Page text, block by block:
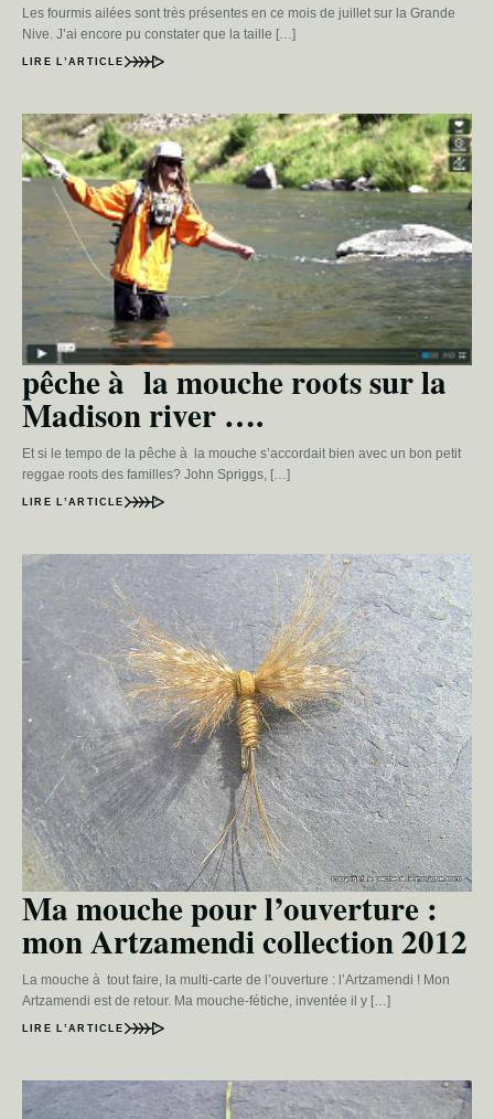
Les fourmis ailées sont très présentes en ce mois de juillet sur la Grande
Nive. J’ai encore pu constater que la taille […]
LIRE L’ARTICLE
pêche à la mouche roots sur la
Madison river ….
Et si le tempo de la pêche à la mouche s’accordait bien avec un bon petit
reggae roots des familles? John Spriggs, […]
LIRE L’ARTICLE
Ma mouche pour l’ouverture :
mon Artzamendi collection 2012
La mouche à tout faire, la multi-carte de l’ouverture : l’Artzamendi ! Mon
Artzamendi est de retour. Ma mouche-fétiche, inventée il y […]
LIRE L’ARTICLE